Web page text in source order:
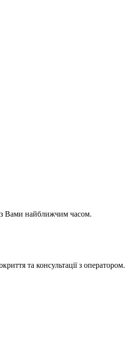
Вами найближчим часом.
та консультації з оператором.